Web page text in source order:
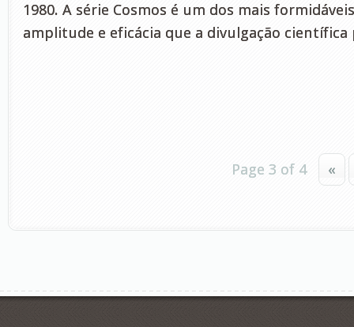
1980. A série Cosmos é um dos mais
amplitude e eficácia que a divulgação científica
Page 3 of 4 «